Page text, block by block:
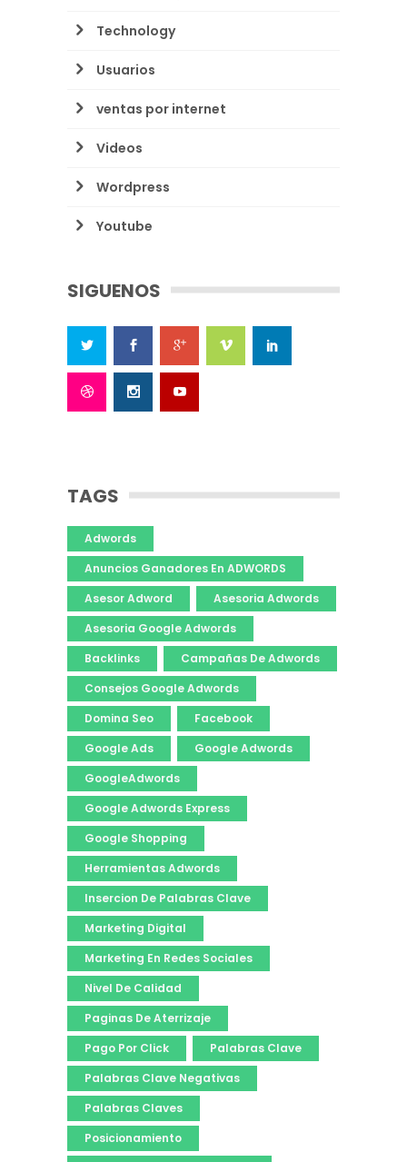
Technology
Usuarios
ventas por internet
Videos
Wordpress
Youtube
SIGUENOS
TAGS
Adwords
Anuncios Ganadores En ADWORDS
Asesor Adword
Asesoria Adwords
Asesoria Google Adwords
Backlinks
Campañas De Adwords
Consejos Google Adwords
Domina Seo
Facebook
Google Ads
Google Adwords
GoogleAdwords
Google Adwords Express
Google Shopping
Herramientas Adwords
Insercion De Palabras Clave
Marketing Digital
Marketing En Redes Sociales
Nivel De Calidad
Paginas De Aterrizaje
Pago Por Click
Palabras Clave
Palabras Clave Negativas
Palabras Claves
Posicionamiento